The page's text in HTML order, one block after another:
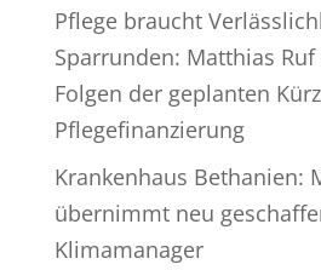
Pflege braucht
Sparrunden: Matthias
Folgen der geplanten
Pflegefinanzierung
Krankenhaus Bethanien:
übernimmt neu
Klimamanager